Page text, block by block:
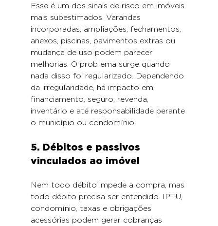
Esse é um dos sinais de risco em imóveis
mais subestimados. Varandas
incorporadas, ampliações, fechamentos,
anexos, piscinas, pavimentos extras ou
mudança de uso podem parecer
melhorias. O problema surge quando
nada disso foi regularizado. Dependendo
da irregularidade, há impacto em
financiamento, seguro, revenda,
inventário e até responsabilidade perante
o município ou condomínio.
5. Débitos e passivos
vinculados ao imóvel
Nem todo débito impede a compra, mas
todo débito precisa ser entendido. IPTU,
condomínio, taxas e obrigações
acessórias podem gerar cobranças